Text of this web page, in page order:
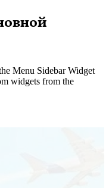
Menu Sidebar Widget
widgets from the